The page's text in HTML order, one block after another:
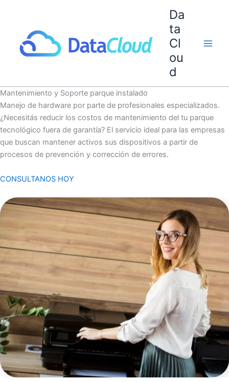
contenido
Da
ta
Cl
ou
d
Mantenimiento y Soporte parque instalado
Manejo de hardware por parte de profesionales especializados.
¿Necesitás reducir los costos de mantenimiento del tu parque
tecnológico fuera de garantía? El servicio ideal para las empresas
que buscan mantener activos sus dispositivos a partir de
procesos de prevención y corrección de errores.
CONSULTANOS HOY